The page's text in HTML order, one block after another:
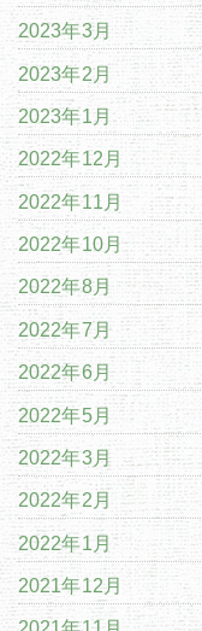
2023年3月
2023年2月
2023年1月
2022年12月
2022年11月
2022年10月
2022年8月
2022年7月
2022年6月
2022年5月
2022年3月
2022年2月
2022年1月
2021年12月